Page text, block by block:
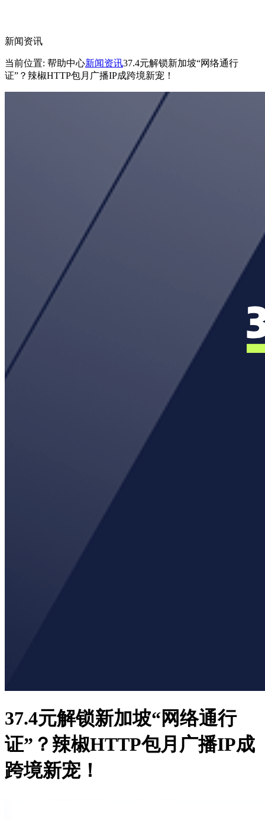
新闻资讯
当前位置: 帮助中心新闻资讯37.4元解锁新加坡“网络通行
证”？辣椒HTTP包月广播IP成跨境新宠！
37.4元解锁新加坡“网络通行
证”？辣椒HTTP包月广播IP成
跨境新宠！